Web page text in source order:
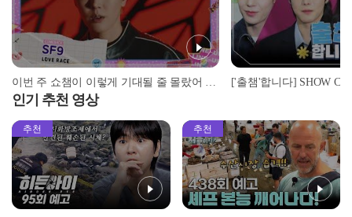
이번 주 쇼챔이 이렇게 기대될 줄 몰랐어 [예고]
인기 추천 영상
추천 추천